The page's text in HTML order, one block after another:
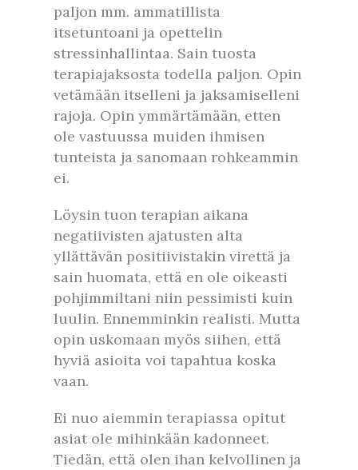
paljon mm. ammatillista
itsetuntoani ja opettelin
stressinhallintaa. Sain tuosta
terapiajaksosta todella paljon. Opin
vetämään itselleni ja jaksamiselleni
rajoja. Opin ymmärtämään, etten
ole vastuussa muiden ihmisen
tunteista ja sanomaan rohkeammin
ei.
Löysin tuon terapian aikana
negatiivisten ajatusten alta
yllättävän positiivistakin virettä ja
sain huomata, että en ole oikeasti
pohjimmiltani niin pessimisti kuin
luulin. Ennemminkin realisti. Mutta
opin uskomaan myös siihen, että
hyviä asioita voi tapahtua koska
vaan.
Ei nuo aiemmin terapiassa opitut
asiat ole mihinkään kadonneet.
Tiedän, että olen ihan kelvollinen ja